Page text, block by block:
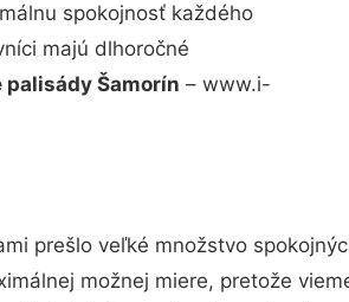
spokojnosť každého
majú dlhoročné
palisády Šamorín – www.i-
prešlo veľké množstvo
možnej miere, pretože